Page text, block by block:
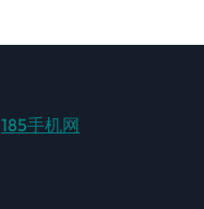
185手机网